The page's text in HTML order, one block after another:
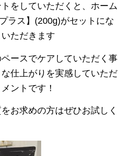
をしていただくと、ホーム
ラス】(200g)がセットにな
ただきます
ースでケアしていただく事
仕上がりを実感していただ
ントです！
お求めの方はぜひお試しく